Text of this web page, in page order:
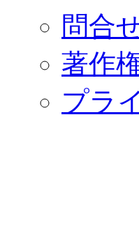
問合
著作
プラ